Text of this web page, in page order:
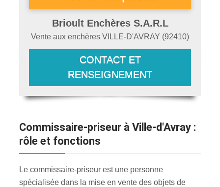
Brioult Enchères S.A.R.L
Vente aux enchères VILLE-D'AVRAY (92410)
CONTACT ET
RENSEIGNEMENT
Commissaire-priseur à Ville-d'Avray :
rôle et fonctions
Le commissaire-priseur est une personne
spécialisée dans la mise en vente des objets de